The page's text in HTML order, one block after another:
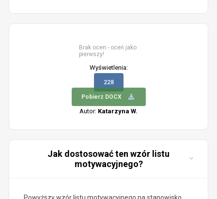
Brak ocen - oceń jako
pierwszy!
Wyświetlenia:
228
Pobierz DOCX
Autor: Katarzyna W.
Jak dostosować ten wzór listu
motywacyjnego?